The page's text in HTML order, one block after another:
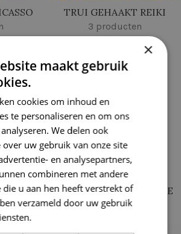
TRUI GEHAAKT REIKI
3 producten
TRUI GEBREID GIGANTE
4 producten
×
maakt gebruik
cookies om inhoud en
te personaliseren en om ons
We delen ook
uw gebruik van onze site
en analysepartners,
combineren met andere
u aan hen heeft verstrekt of
verzameld door uw gebruik